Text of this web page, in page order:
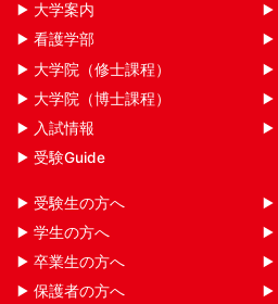
大学案内
看護学部
大学院（修士課程）
大学院（博士課程）
入試情報
受験Guide
受験生の方へ
学生の方へ
卒業生の方へ
保護者の方へ